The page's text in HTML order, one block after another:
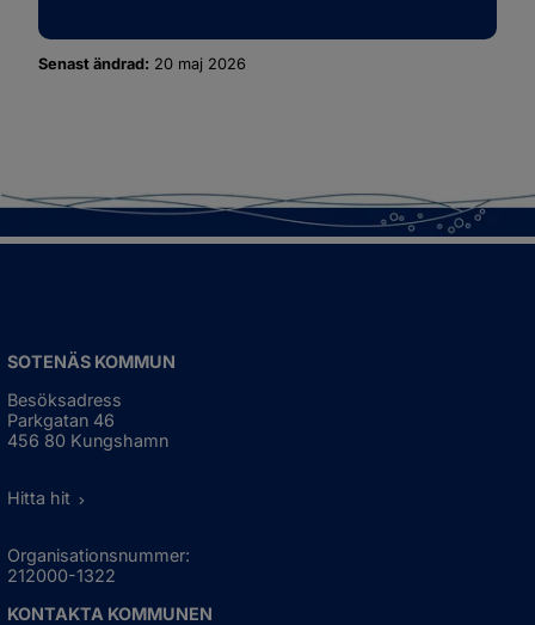
Senast ändrad: 20 maj 2026
SOTENÄS KOMMUN
Besöksadress
Parkgatan 46
456 80 Kungshamn
Hitta hit
Organisationsnummer:
212000-1322
KONTAKTA KOMMUNEN